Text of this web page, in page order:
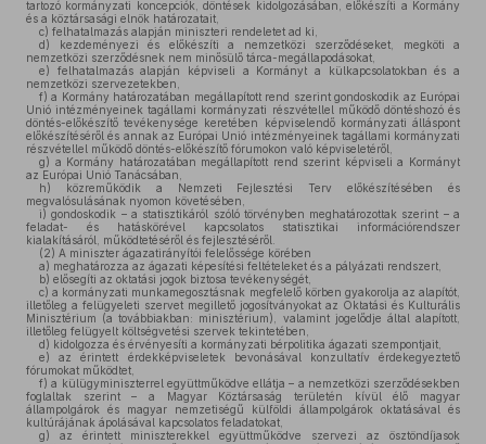
tartozó kormányzati koncepciók, döntések kidolgozásában, előkészíti a Kormány
és a köztársasági elnök határozatait,
c) felhatalmazás alapján miniszteri rendeletet ad ki,
d) kezdeményezi és előkészíti a nemzetközi szerződéseket, megköti a
nemzetközi szerződésnek nem minősülő tárca-megállapodásokat,
e) felhatalmazás alapján képviseli a Kormányt a külkapcsolatokban és a
nemzetközi szervezetekben,
f) a Kormány határozatában megállapított rend szerint gondoskodik az Európai
Unió intézményeinek tagállami kormányzati részvétellel működő döntéshozó és
döntés-előkészítő tevékenysége keretében képviselendő kormányzati álláspont
előkészítéséről és annak az Európai Unió intézményeinek tagállami kormányzati
részvétellel működő döntés-előkészítő fórumokon való képviseletéről,
g) a Kormány határozatában megállapított rend szerint képviseli a Kormányt
az Európai Unió Tanácsában,
h) közreműködik a Nemzeti Fejlesztési Terv előkészítésében és
megvalósulásának nyomon követésében,
i) gondoskodik – a statisztikáról szóló törvényben meghatározottak szerint – a
feladat- és hatáskörével kapcsolatos statisztikai információrendszer
kialakításáról, működtetéséről és fejlesztéséről.
(2) A miniszter ágazatirányítói felelőssége körében
a) meghatározza az ágazati képesítési feltételeket és a pályázati rendszert,
b) elősegíti az oktatási jogok biztosa tevékenységét,
c) a kormányzati munkamegosztásnak megfelelő körben gyakorolja az alapítót,
illetőleg a felügyeleti szervet megillető jogosítványokat az Oktatási és Kulturális
Minisztérium (a továbbiakban: minisztérium), valamint jogelődje által alapított,
illetőleg felügyelt költségvetési szervek tekintetében,
d) kidolgozza és érvényesíti a kormányzati bérpolitika ágazati szempontjait,
e) az érintett érdekképviseletek bevonásával konzultatív érdekegyeztető
fórumokat működtet,
f) a külügyminiszterrel együttműködve ellátja – a nemzetközi szerződésekben
foglaltak szerint – a Magyar Köztársaság területén kívül élő magyar
állampolgárok és magyar nemzetiségű külföldi állampolgárok oktatásával és
kultúrájának ápolásával kapcsolatos feladatokat,
g) az érintett miniszterekkel együttműködve szervezi az ösztöndíjasok